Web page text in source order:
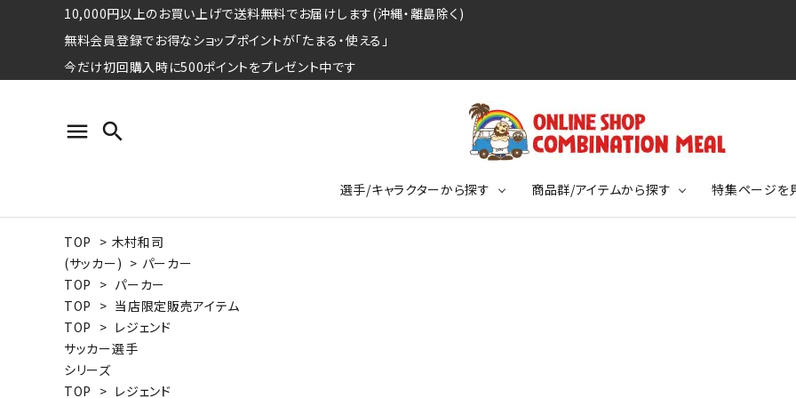
10,000円以上のお買い上げで送料無料でお届けします(沖縄・離島除く)
無料会員登録でお得なショップポイントが「たまる・使える」
今だけ初回購入時に500ポイントをプレゼント中です
menu search
選手/キャラクターから探す
プロ野球選手コレクション
日本プロサッカー選手会シリーズ
水泳競技選手コレクション
商品群/アイテムから探す
Tシャツ
パーカー
期間限定販売アイテム
特集ページを
特集ページ
ウォーレン･クロマティ
特集ページ
競走馬コレクション
TOP > 木村和司
(サッカー) > パーカー
TOP > パーカー
TOP > 当店限定販売アイテム
TOP > レジェンド
サッカー選手
シリーズ
TOP > レジェンド